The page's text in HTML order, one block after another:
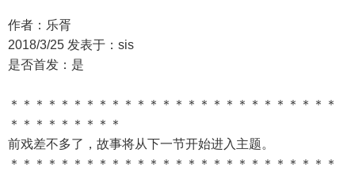
作者：乐胥
2018/3/25 发表于：sis
是否首发：是
＊＊＊＊＊＊＊＊＊＊＊＊＊＊＊＊＊＊＊＊＊＊＊＊＊＊
＊＊＊＊＊＊＊＊＊
前戏差不多了，故事将从下一节开始进入主题。
＊＊＊＊＊＊＊＊＊＊＊＊＊＊＊＊＊＊＊＊＊＊＊＊＊＊